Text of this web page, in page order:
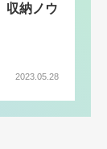
収納ノウ
2023.05.28